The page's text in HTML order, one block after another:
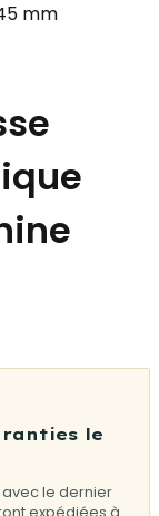
mm
le
le dernier